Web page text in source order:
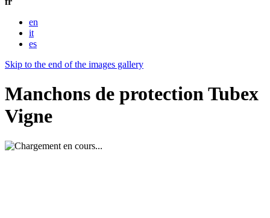
en
it
es
Skip to the end of the images gallery
Manchons de protection Tubex
Vigne